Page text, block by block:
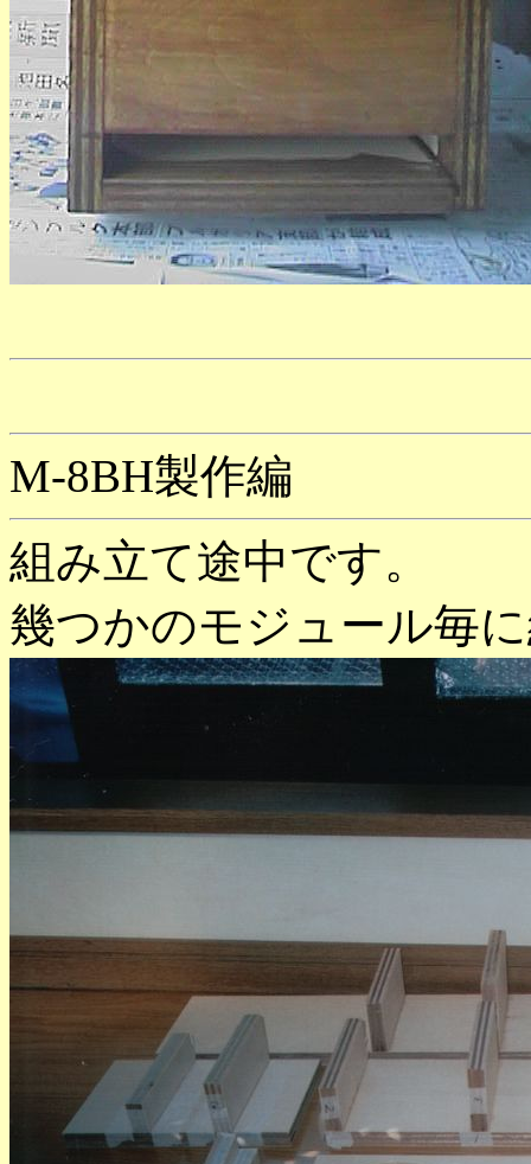
M-8BH製作編
組み立て途中です。
幾つかのモジュール毎